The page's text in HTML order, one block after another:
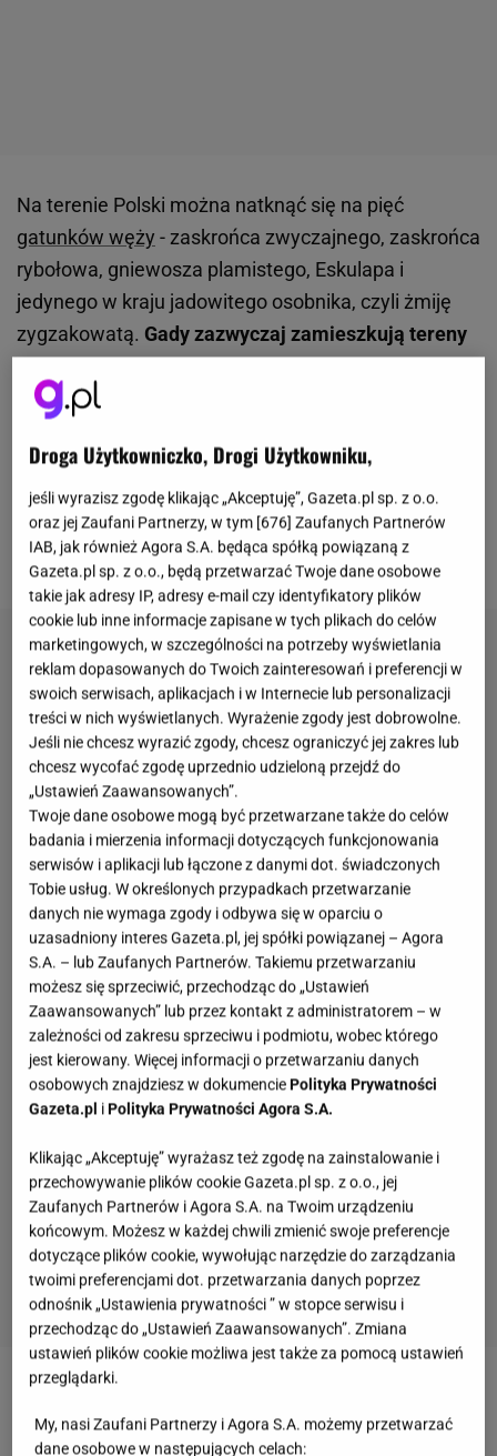
Na terenie Polski można natknąć się na pięć
gatunków węży - zaskrońca zwyczajnego, zaskrońca
rybołowa, gniewosza plamistego, Eskulapa i
jedynego w kraju jadowitego osobnika, czyli żmiję
zygzakowatą. Gady zazwyczaj zamieszkują tereny
polanach, bagnach
wymienionych miejsc lub innego nieużytku,
pełzające istoty mogą wejść na teren naszej posesji.
Co w takiej sytuacji zrobić? Na pewno nie należy
podejmować pochopnych decyzji.
"Wie, że nie jesteśmy jedzeniem"
Droga Użytkowniczko, Drogi Użytkowniku,
jeśli wyrazisz zgodę klikając „Akceptuję”, Gazeta.pl sp. z o.o.
oraz jej Zaufani Partnerzy, w tym [676] Zaufanych Partnerów
IAB, jak również Agora S.A. będąca spółką powiązaną z
Gazeta.pl sp. z o.o., będą przetwarzać Twoje dane osobowe
takie jak adresy IP, adresy e-mail czy identyfikatory plików
cookie lub inne informacje zapisane w tych plikach do celów
marketingowych, w szczególności na potrzeby wyświetlania
reklam dopasowanych do Twoich zainteresowań i preferencji w
swoich serwisach, aplikacjach i w Internecie lub personalizacji
treści w nich wyświetlanych. Wyrażenie zgody jest dobrowolne.
Jeśli nie chcesz wyrazić zgody, chcesz ograniczyć jej zakres lub
chcesz wycofać zgodę uprzednio udzieloną przejdź do
„Ustawień Zaawansowanych”.
Twoje dane osobowe mogą być przetwarzane także do celów
badania i mierzenia informacji dotyczących funkcjonowania
serwisów i aplikacji lub łączone z danymi dot. świadczonych
Tobie usług. W określonych przypadkach przetwarzanie
danych nie wymaga zgody i odbywa się w oparciu o
uzasadniony interes Gazeta.pl, jej spółki powiązanej – Agora
S.A. – lub Zaufanych Partnerów. Takiemu przetwarzaniu
możesz się sprzeciwić, przechodząc do „Ustawień
Zaawansowanych” lub przez kontakt z administratorem – w
zależności od zakresu sprzeciwu i podmiotu, wobec którego
jest kierowany. Więcej informacji o przetwarzaniu danych
osobowych znajdziesz w dokumenciePolityka Prywatności
Gazeta.pl iPolityka Prywatności Agora S.A.
Klikając „Akceptuję” wyrażasz też zgodę na zainstalowanie i
przechowywanie plików cookie Gazeta.pl sp. z o.o., jej
Zaufanych Partnerów i Agora S.A. na Twoim urządzeniu
końcowym. Możesz w każdej chwili zmienić swoje preferencje
dotyczące plików cookie, wywołując narzędzie do zarządzania
twoimi preferencjami dot. przetwarzania danych poprzez
odnośnik „Ustawienia prywatności ” w stopce serwisu i
przechodząc do „Ustawień Zaawansowanych”. Zmiana
ustawień plików cookie możliwa jest także za pomocą ustawień
przeglądarki.
My, nasi Zaufani Partnerzy i Agora S.A. możemy przetwarzać
dane osobowe w następujących celach: